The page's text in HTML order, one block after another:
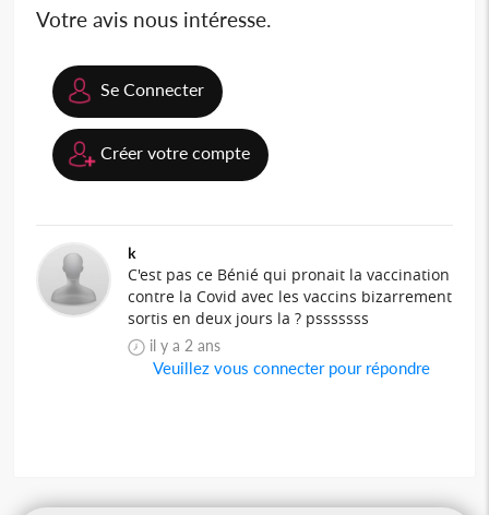
Votre avis nous intéresse.
Se Connecter
Créer votre compte
k
C'est pas ce Bénié qui pronait la vaccination
contre la Covid avec les vaccins bizarrement
sortis en deux jours la ? psssssss
il y a 2 ans
Veuillez vous connecter pour répondre